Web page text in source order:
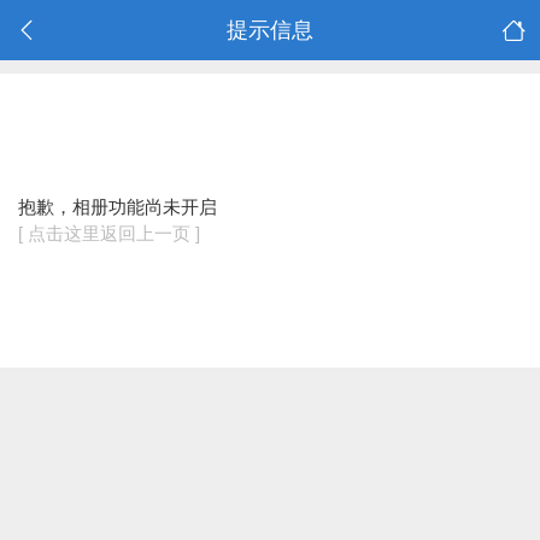
提示信息
抱歉，相册功能尚未开启
[ 点击这里返回上一页 ]